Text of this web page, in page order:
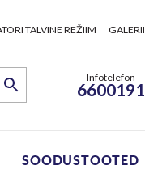
TALVINE REŽIIM GALERII
Infotelefon
6600191
SOODUSTOOTED